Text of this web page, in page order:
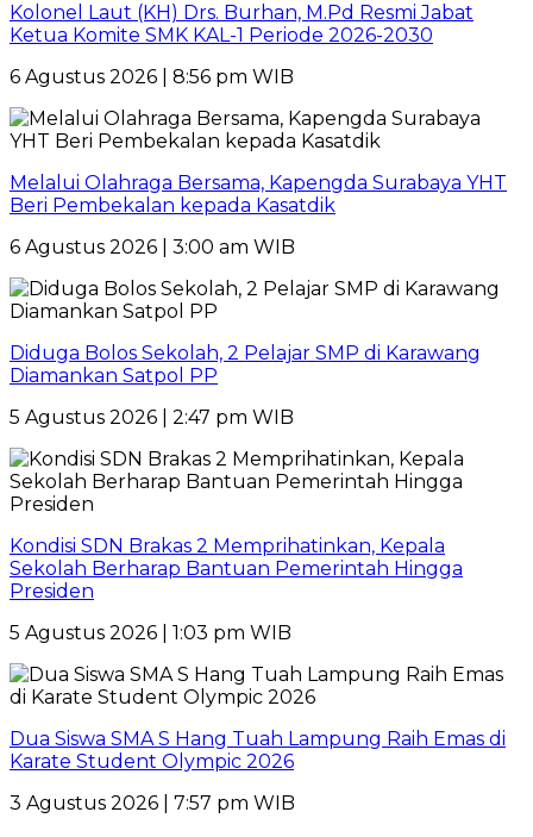
Kolonel Laut (KH) Drs. Burhan, M.Pd Resmi Jabat
Ketua Komite SMK KAL-1 Periode 2026-2030
6 Agustus 2026 | 8:56 pm WIB
Melalui Olahraga Bersama, Kapengda Surabaya YHT
Beri Pembekalan kepada Kasatdik
6 Agustus 2026 | 3:00 am WIB
Diduga Bolos Sekolah, 2 Pelajar SMP di Karawang
Diamankan Satpol PP
5 Agustus 2026 | 2:47 pm WIB
Kondisi SDN Brakas 2 Memprihatinkan, Kepala
Sekolah Berharap Bantuan Pemerintah Hingga
Presiden
5 Agustus 2026 | 1:03 pm WIB
Dua Siswa SMA S Hang Tuah Lampung Raih Emas di
Karate Student Olympic 2026
3 Agustus 2026 | 7:57 pm WIB